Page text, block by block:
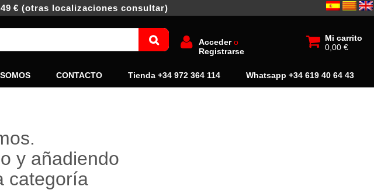
€ (otras localizaciones consultar)
Mi carrito
0,00 €
Accedero
Registrarse
CONTACTO Tienda +34 972 364 114 Whatsapp +34 619 40 64 43
y añadiendo
categoría